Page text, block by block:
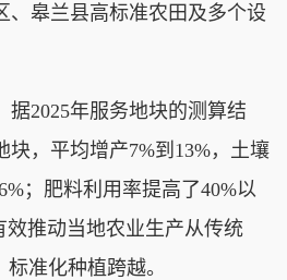
、皋兰县高标准农田及多个设
2025年服务地块的测算结
块，平均增产7%到13%，土壤
；肥料利用率提高了40%以
效推动当地农业生产从传统
准化种植跨越。